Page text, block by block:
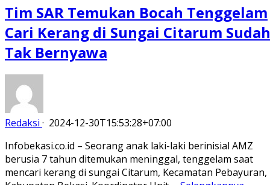
Tim SAR Temukan Bocah Tenggelam
Cari Kerang di Sungai Citarum Sudah
Tak Bernyawa
Redaksi · 2024-12-30T15:53:28+07:00
Infobekasi.co.id – Seorang anak laki-laki berinisial AMZ
berusia 7 tahun ditemukan meninggal, tenggelam saat
mencari kerang di sungai Citarum, Kecamatan Pebayuran,